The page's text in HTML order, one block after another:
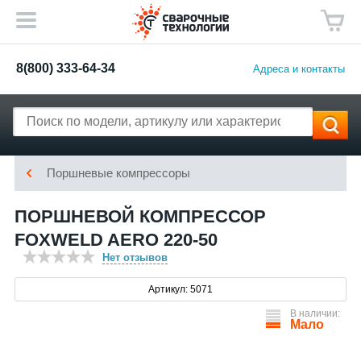
8(800) 333-64-34 Адреса и контакты
Поршневые компрессоры
ПОРШНЕВОЙ КОМПРЕССОР
FOXWELD AERO 220-50
Нет отзывов
Артикул: 5071
В наличии:
Мало